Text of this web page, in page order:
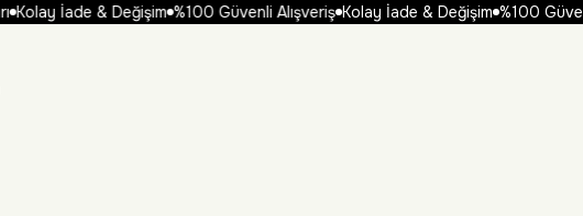
Kolay İade & Değişim %100 Güvenli Alışveriş Kolay İade & Değişim %100